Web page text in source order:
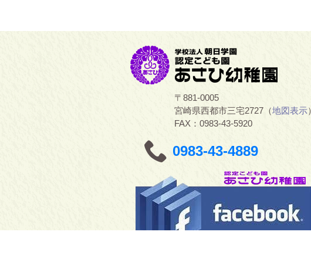
〒881-0005
宮崎県西都市三宅2727（地図表示）
FAX：0983-43-5920
0983-43-4889